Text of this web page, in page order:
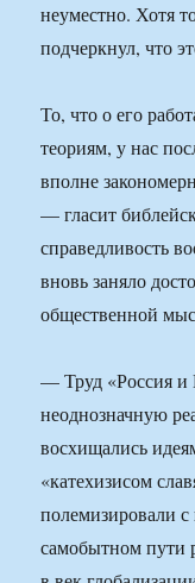
неуместно. Хотя
подчеркнул, что
То, что о его
теориям, у нас
вполне
— гласит
справедливость
вновь заняло
общественной
— Труд «Россия и
неоднозначную
восхищались
«катехизисом
полемизировали
самобытном пути